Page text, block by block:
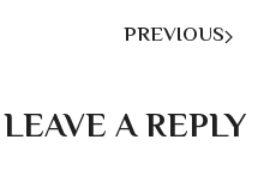
PREVIOUS
LEAVE A REPLY